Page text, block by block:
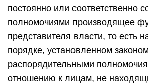
постоянно или соответственно
полномочиями производящее
представителя власти, то есть
порядке, установленном
распорядительными
отношению к лицам, не